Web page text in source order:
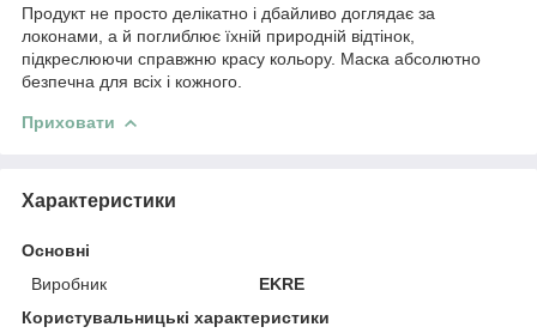
Продукт не просто делікатно і дбайливо доглядає за
локонами, а й поглиблює їхній природній відтінок,
підкреслюючи справжню красу кольору. Маска абсолютно
безпечна для всіх і кожного.
Приховати
Характеристики
Основні
Виробник
EKRE
Користувальницькі характеристики